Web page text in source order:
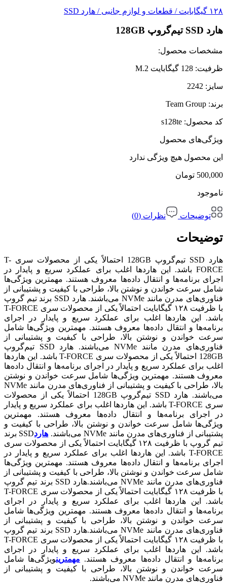
۱۲۸ گیگابایت / قطعات و لوازم جانبی / هارد SSD
هارد SSD تیم‌گروپ 128GB
مشخصات محصول:
ظرفیت: 128 گیگابایت M.2
سایز: 2242
برند: Team Group
کد محصول: s128te
ویژگی‌های محصول
این محصول هیچ ویژگی ندارد
500,000 تومان
ناموجود
توضیحات نظرات (0)
توضیحات
هارد SSD تیم‌گروپ 128GB احتمالاً یکی از محصولات سری T-
FORCE باشد. این هاردها اغلب برای عملکرد سریع و پایدار در
اجرای برنامه‌ها و انتقال داده‌ها معروف هستند. مهمترین ویژگی‌ها
شامل سرعت خواندن و نوشتن بالا، طراحی با کیفیت و پشتیبانی از
فناوری‌های مدرن مانند NVMe می‌باشند. هارد SSD برند تیم گروپ
با ظرفیت ۱۲۸ گیگابایت احتمالاً یکی از محصولات سری T-FORCE
باشد. این هاردها اغلب برای عملکرد سریع و پایدار در اجرای
برنامه‌ها و انتقال داده‌ها معروف هستند. مهمترین ویژگی‌ها شامل
سرعت خواندن و نوشتن بالا، طراحی با کیفیت و پشتیبانی از
فناوری‌های مدرن مانند NVMe می‌باشند. هارد SSD تیم‌گروپ
128GB احتمالاً یکی از محصولات سری T-FORCE باشد. این هاردها
اغلب برای عملکرد سریع و پایدار در اجرای برنامه‌ها و انتقال داده‌ها
معروف هستند. مهمترین ویژگی‌ها شامل سرعت خواندن و نوشتن
بالا، طراحی با کیفیت و پشتیبانی از فناوری‌های مدرن مانند NVMe
می‌باشند. هارد SSD تیم‌گروپ 128GB احتمالاً یکی از محصولات
سری T-FORCE باشد. این هاردها اغلب برای عملکرد سریع و پایدار
در اجرای برنامه‌ها و انتقال داده‌ها معروف هستند. مهمترین
ویژگی‌ها شامل سرعت خواندن و نوشتن بالا، طراحی با کیفیت و
پشتیبانی از فناوری‌های مدرن مانند NVMe می‌باشند.
هارد
SSD برند
تیم گروپ با ظرفیت ۱۲۸ گیگابایت احتمالاً یکی از محصولات سری
T-FORCE باشد. این هاردها اغلب برای عملکرد سریع و پایدار در
اجرای برنامه‌ها و انتقال داده‌ها معروف هستند. مهمترین ویژگی‌ها
شامل سرعت خواندن و نوشتن بالا، طراحی با کیفیت و پشتیبانی از
فناوری‌های مدرن مانند NVMe می‌باشند.هارد SSD برند تیم گروپ
با ظرفیت ۱۲۸ گیگابایت احتمالاً یکی از محصولات سری T-FORCE
باشد. این هاردها اغلب برای عملکرد سریع و پایدار در اجرای
برنامه‌ها و انتقال داده‌ها معروف هستند. مهمترین ویژگی‌ها شامل
سرعت خواندن و نوشتن بالا، طراحی با کیفیت و پشتیبانی از
فناوری‌های مدرن مانند NVMe می‌باشند.هارد SSD برند تیم گروپ
با ظرفیت ۱۲۸ گیگابایت احتمالاً یکی از محصولات سری T-FORCE
باشد. این هاردها اغلب برای عملکرد سریع و پایدار در اجرای
برنامه‌ها و انتقال داده‌ها معروف هستند. مهمترینویژگی‌ها شامل
سرعت خواندن و نوشتن بالا، طراحی با کیفیت و پشتیبانی از
فناوری‌های مدرن مانند NVMe می‌باشند.